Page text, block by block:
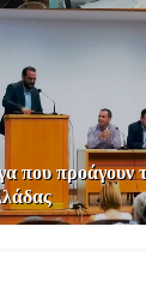
που προάγουν